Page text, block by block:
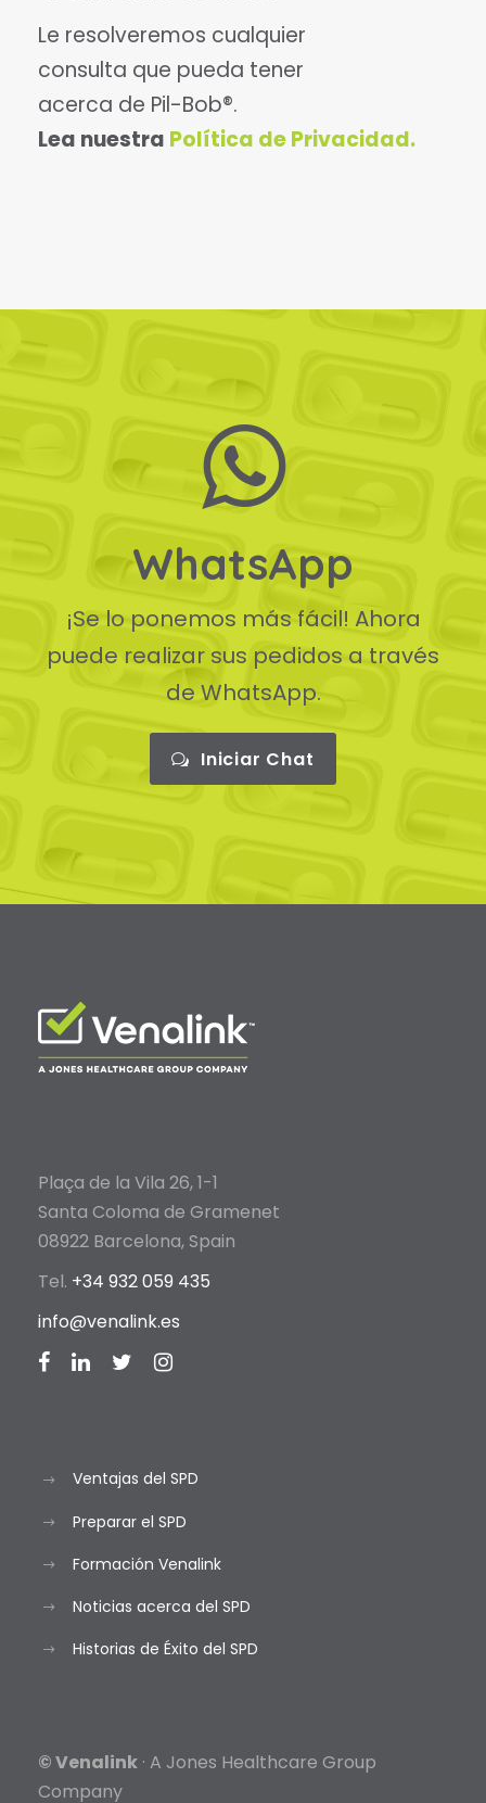
Le resolveremos cualquier
consulta que pueda tener
acerca de Pil-Bob®.
Lea nuestra Política de Privacidad.
WhatsApp
¡Se lo ponemos más fácil! Ahora
puede realizar sus pedidos a través
de WhatsApp.
Iniciar Chat
Plaça de la Vila 26, 1-1
Santa Coloma de Gramenet
08922 Barcelona, Spain
Tel. +34 932 059 435
info@venalink.es
Ventajas del SPD
Preparar el SPD
Formación Venalink
Noticias acerca del SPD
Historias de Éxito del SPD
© Venalink · A Jones Healthcare Group
Company